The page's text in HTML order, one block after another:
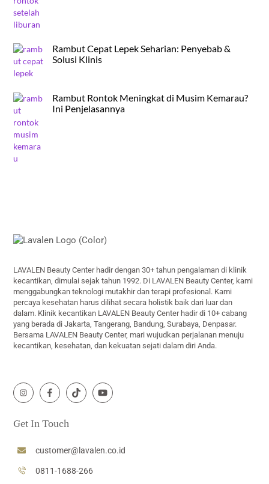
Rambut Cepat Lepek Seharian: Penyebab &
Solusi Klinis
Rambut Rontok Meningkat di Musim Kemarau?
Ini Penjelasannya
Top
LAVALEN Beauty Center hadir dengan 30+ tahun pengalaman di klinik
kecantikan, dimulai sejak tahun 1992. Di LAVALEN Beauty Center, kami
menggabungkan teknologi mutakhir dan terapi profesional. Kami
percaya kesehatan harus dilihat secara holistik baik dari luar dan
dalam. Klinik kecantikan LAVALEN Beauty Center hadir di 10+ cabang
yang berada di Jakarta, Tangerang, Bandung, Surabaya, Denpasar.
Bersama LAVALEN Beauty Center, mari wujudkan perjalanan menuju
kecantikan, kesehatan, dan kekuatan sejati dalam diri Anda.
Icon
Icon
Icon
Icon
Get In Touch
customer@lavalen.co.id
0811-1688-266